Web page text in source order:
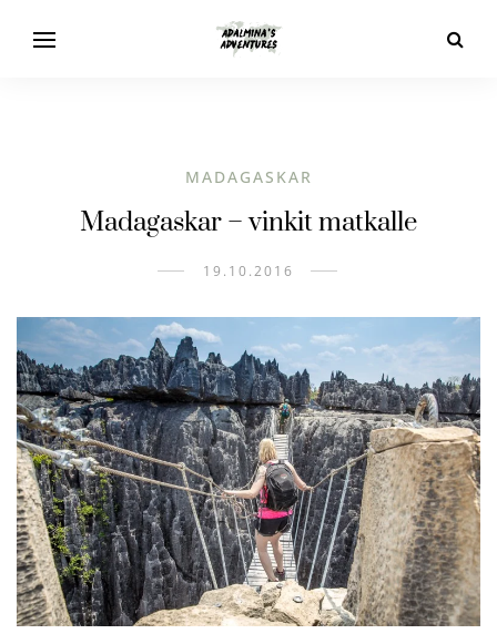
MADAGASKAR
Madagaskar – vinkit matkalle
19.10.2016